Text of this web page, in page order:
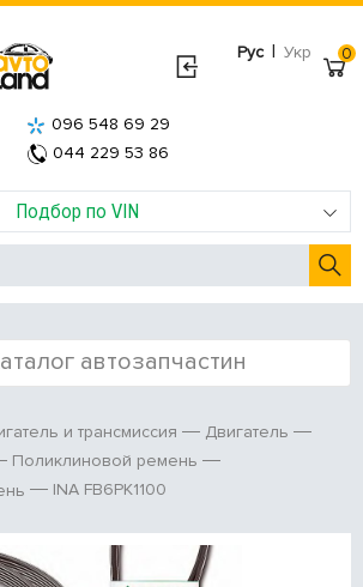
Рус | Укр
Подбор по VIN
096 548 69 29
044 229 53 86
0
автозапчастин
и трансмиссия
Двигатель
Поликлиновой ремень
INA FB6PK1100